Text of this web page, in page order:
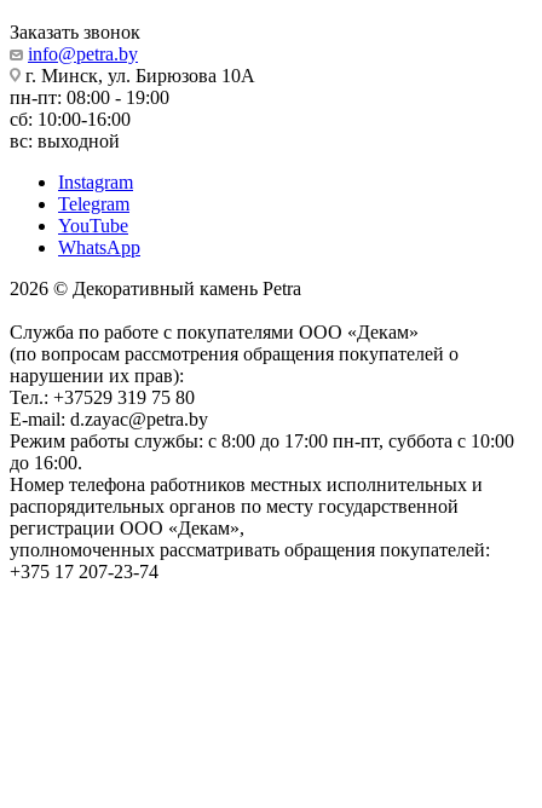
Заказать звонок
info@petra.by
г. Минск, ул. Бирюзова 10А
пн-пт: 08:00 - 19:00
сб: 10:00-16:00
вс: выходной
Instagram
Telegram
YouTube
WhatsApp
2026 © Декоративный камень Petra
Служба по работе с покупателями ООО «Декам»
(по вопросам рассмотрения обращения покупателей о
нарушении их прав):
Тел.: +37529 319 75 80
E-mail: d.zayac@petra.by
Режим работы службы: с 8:00 до 17:00 пн-пт, суббота с 10:00
до 16:00.
Номер телефона работников местных исполнительных и
распорядительных органов по месту государственной
регистрации ООО «Декам»,
уполномоченных рассматривать обращения покупателей:
+375 17 207-23-74